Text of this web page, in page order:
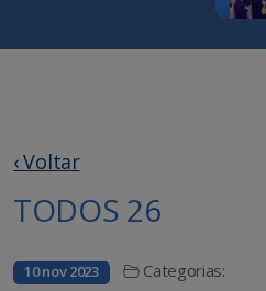
‹ Voltar
TODOS 26
10 nov 2023 Categorias: